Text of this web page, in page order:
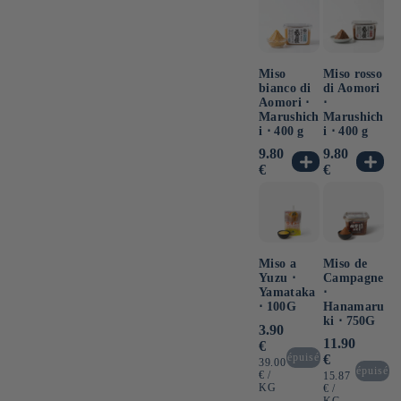
Miso
bianco di
Aomori ⋅
Marushich
i ⋅ 400 g
Prezzo
di
9.80
€
Miso rosso
di Aomori
⋅
Marushich
i ⋅ 400 g
Prezzo
di
9.80
€
Miso a
Yuzu ⋅
Yamataka
⋅ 100G
Prezzo
di
listino
3.90
€
PREZZO
UNITARIO
39.00
€ /
KG
épuisé
Miso de
Campagne
⋅
Hanamaru
ki ⋅ 750G
Prezzo
di
listino
11.90
€
PREZZO
UNITARIO
15.87
€ /
épuisé